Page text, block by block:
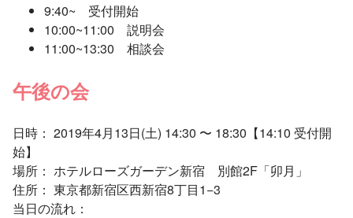
9:40~ 受付開始
10:00~11:00 説明会
11:00~13:30 相談会
午後の会
日時： 2019年4月13日(土) 14:30 〜 18:30【14:10 受付開
始】
場所： ホテルローズガーデン新宿 別館2F「卯月」
住所： 東京都新宿区西新宿8丁目1−3
当日の流れ：